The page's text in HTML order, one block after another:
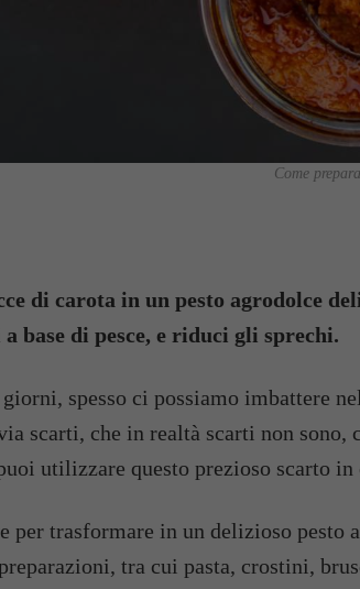
Come
di carota in un pesto agrodolce
base di pesce, e riduci gli sprechi.
spesso ci possiamo imbattere
scarti, che in realtà scarti non sono,
utilizzare questo prezioso scarto
per trasformare in un delizioso pesto
tra cui pasta, crostini,